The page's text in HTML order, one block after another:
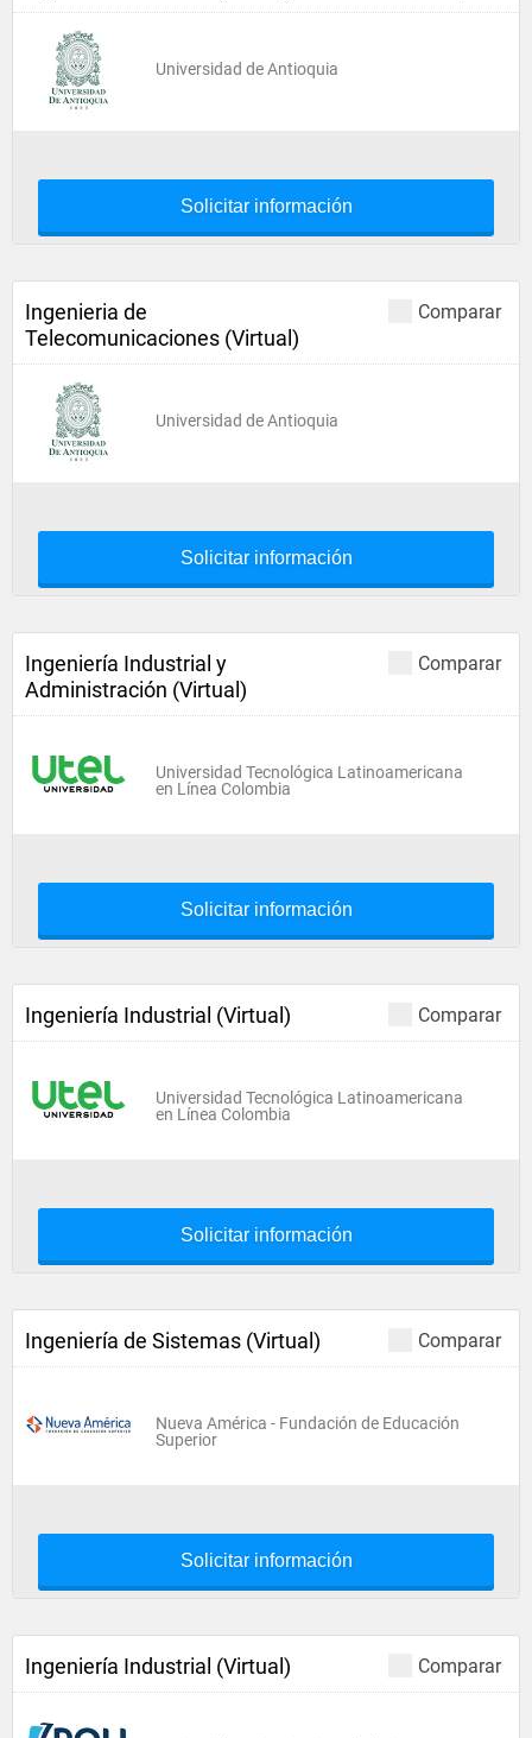
Universidad de Antioquia
Solicitar información
Comparar
Ingenieria de
Telecomunicaciones (Virtual)
Universidad de Antioquia
Solicitar información
Comparar
Ingeniería Industrial y
Administración (Virtual)
Universidad Tecnológica Latinoamericana
en Línea Colombia
Solicitar información
Comparar
Ingeniería Industrial (Virtual)
Universidad Tecnológica Latinoamericana
en Línea Colombia
Solicitar información
Comparar
Ingeniería de Sistemas (Virtual)
Nueva América - Fundación de Educación
Superior
Solicitar información
Comparar
Ingeniería Industrial (Virtual)